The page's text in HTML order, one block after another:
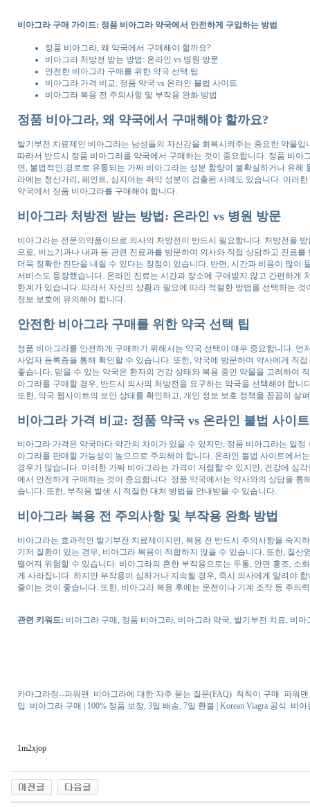
비아그라 구매 가이드: 정품 비아그라 약국에서 안전하게 구입하는 방법
정품 비아그라, 왜 약국에서 구매해야 할까요?
비아그라 처방전 받는 방법: 온라인 vs 병원 방문
안전한 비아그라 구매를 위한 약국 선택 팁
비아그라 가격 비교: 정품 약국 vs 온라인 불법 사이트
비아그라 복용 전 주의사항 및 부작용 완화 방법
정품 비아그라, 왜 약국에서 구매해야 할까요?
발기부전 치료제인 비아그라는 남성들의 자신감을 회복시켜주는 중요한 약물
따라서 반드시 정품 비아그라를 약국에서 구매하는 것이 중요합니다. 정품 비
면, 불법적인 경로로 유통되는 가짜 비아그라는 성분 함량이 불확실하거나 유
라에는 청산가리, 페인트, 심지어는 쥐약 성분이 검출된 사례도 있습니다. 이러
약국에서 정품 비아그라를 구매해야 합니다.
비아그라 처방전 받는 방법: 온라인 vs 병원 방문
비아그라는 전문의약품이므로 의사의 처방전이 반드시 필요합니다. 처방전을
으로, 비뇨기과나 내과 등 관련 진료과를 방문하여 의사와 직접 상담하고 진료
더욱 정확한 진단을 내릴 수 있다는 장점이 있습니다. 반면, 시간과 비용이 많
서비스도 등장했습니다. 온라인 진료는 시간과 장소에 구애받지 않고 간편하게
한계가 있습니다. 따라서 자신의 상황과 필요에 따라 적절한 방법을 선택하는
정보 보호에 유의해야 합니다.
안전한 비아그라 구매를 위한 약국 선택 팁
정품 비아그라를 안전하게 구매하기 위해서는 약국 선택이 매우 중요합니다.
사업자 등록증을 통해 확인할 수 있습니다. 또한, 약국에 방문하여 약사에게 직
좋습니다. 믿을 수 있는 약국은 환자의 건강 상태와 복용 중인 약물을 고려하여
아그라를 구매할 경우, 반드시 의사의 처방전을 요구하는 약국을 선택해야 합
또한, 약국 웹사이트의 보안 상태를 확인하고, 개인 정보 보호 정책을 꼼꼼히 살
비아그라 가격 비교: 정품 약국 vs 온라인 불법 사이트
비아그라 가격은 약국마다 약간의 차이가 있을 수 있지만, 정품 비아그라는 일
아그라를 판매할 가능성이 높으므로 주의해야 합니다. 온라인 불법 사이트에
경우가 많습니다. 이러한 가짜 비아그라는 가격이 저렴할 수 있지만, 건강에 심
에서 안전하게 구매하는 것이 중요합니다. 정품 약국에서는 약사와의 상담을
습니다. 또한, 부작용 발생 시 적절한 대처 방법을 안내받을 수 있습니다.
비아그라 복용 전 주의사항 및 부작용 완화 방법
비아그라는 효과적인 발기부전 치료제이지만, 복용 전 반드시 주의사항을 숙지
기저 질환이 있는 경우, 비아그라 복용이 적합하지 않을 수 있습니다. 또한, 질
떨어져 위험할 수 있습니다. 비아그라의 흔한 부작용으로는 두통, 안면 홍조,
게 사라집니다. 하지만 부작용이 심하거나 지속될 경우, 즉시 의사에게 알려야
줄이는 것이 좋습니다. 또한, 비아그라 복용 후에는 운전이나 기계 조작 등 주의
관련 키워드: 비아그라 구매, 정품 비아그라, 비아그라 약국, 발기부전 치료, 비아
카마그라정--파워맨 비아그라에 대한 자주 묻는 질문(FAQ) 칙칙이 구매 파워
입
비아그라 구매 | 100% 정품 보장, 3일 배송, 7일 환불 | Korean Viagra 공식 비아
1m2xjop